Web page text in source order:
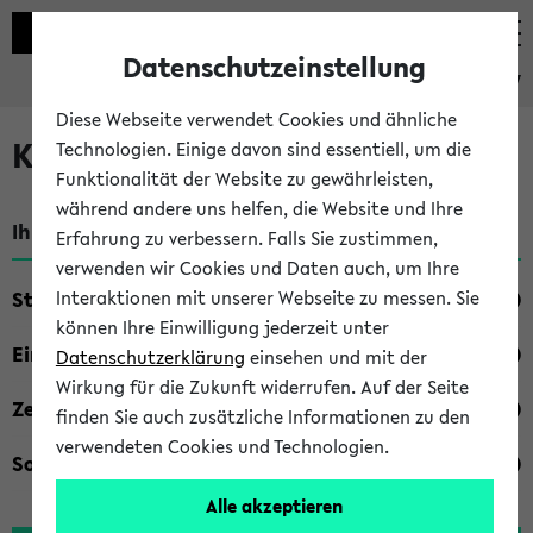
eKVV
Kombisuche im eKVV
Ihre Suchkriterien:
Studienfach
Einrichtung
Zeiten
Sonstiges
Datenschutzeinstellung
Diese Webseite verwendet Cookies und ähnliche
Technologien. Einige davon sind essentiell, um die
Funktionalität der Website zu gewährleisten,
während andere uns helfen, die Website und Ihre
Erfahrung zu verbessern. Falls Sie zustimmen,
verwenden wir Cookies und Daten auch, um Ihre
Interaktionen mit unserer Webseite zu messen. Sie
können Ihre Einwilligung jederzeit unter
Datenschutzerklärung einsehen und mit der
Wirkung für die Zukunft widerrufen. Auf der Seite
finden Sie auch zusätzliche Informationen zu den
verwendeten Cookies und Technologien.
Alle akzeptieren